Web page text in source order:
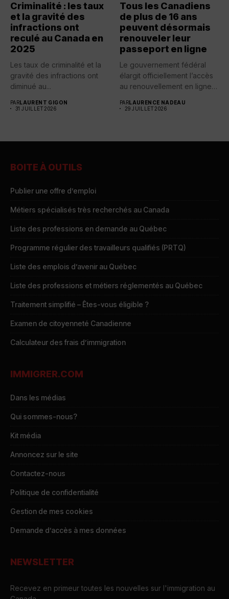
Criminalité : les taux
et la gravité des
infractions ont
reculé au Canada en
2025
Les taux de criminalité et la
gravité des infractions ont
diminué au...
PARLAURENT GIGON
31 JUILLET 2026
Tous les Canadiens
de plus de 16 ans
peuvent désormais
renouveler leur
passeport en ligne
Le gouvernement fédéral
élargit officiellement l’accès
au renouvellement en ligne
PARLAURENCE NADEAU
29 JUILLET 2026
BOITE À OUTILS
Publier une offre d’emploi
Métiers spécialisés très recherchés au Canada
Liste des professions en demande au Québec
Programme régulier des travailleurs qualifiés (PRTQ)
Liste des emplois d’avenir au Québec
Liste des professions et métiers réglementés au Québec
Traitement simplifié – Êtes-vous éligible ?
Examen de citoyenneté Canadienne
Calculateur des frais d’immigration
IMMIGRER.COM
Dans les médias
Qui sommes-nous?
Kit média
Annoncez sur le site
Contactez-nous
Politique de confidentialité
Gestion de mes cookies
Demande d’accès à mes données
NEWSLETTER
Recevez en primeur toutes les nouvelles sur l'immigration au